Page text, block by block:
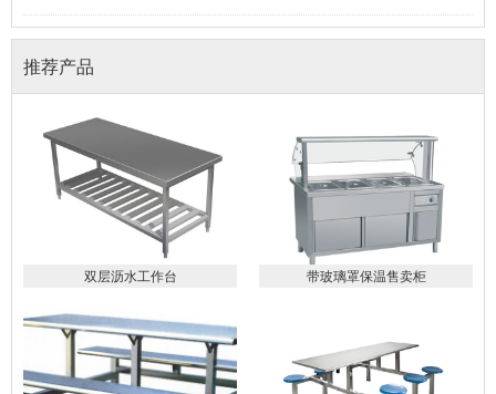
推荐产品
双层沥水工作台 带玻璃罩保温售卖柜